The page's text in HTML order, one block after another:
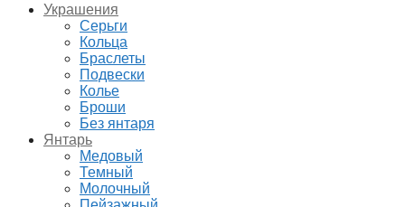
Украшения
Серьги
Кольца
Браслеты
Подвески
Колье
Броши
Без янтаря
Янтарь
Медовый
Темный
Молочный